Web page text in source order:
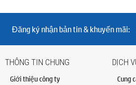
Đăng ký nhận bản tin & khuyến mãi:
THÔNG TIN CHUNG
Giới thiệu công ty
DỊCH
Cung